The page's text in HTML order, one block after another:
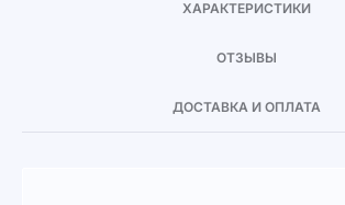
ХАРАКТЕРИСТИКИ
ОТЗЫВЫ
ДОСТАВКА И ОПЛАТА